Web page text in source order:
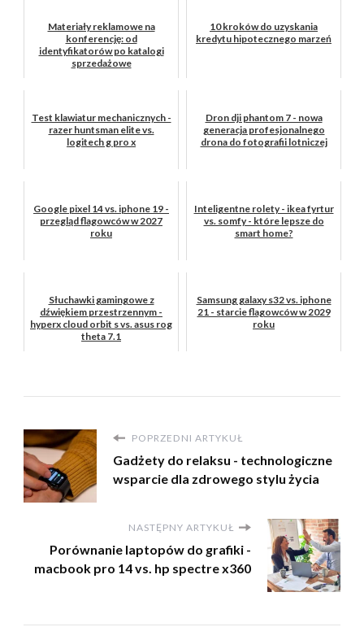
Materiały reklamowe na
konferencję: od
identyfikatorów po katalogi
sprzedażowe
10 kroków do uzyskania
kredytu hipotecznego marzeń
Test klawiatur mechanicznych -
razer huntsman elite vs.
logitech g pro x
Dron dji phantom 7 - nowa
generacja profesjonalnego
drona do fotografii lotniczej
Google pixel 14 vs. iphone 19 -
przegląd flagowców w 2027
roku
Inteligentne rolety - ikea fyrtur
vs. somfy - które lepsze do
smart home?
Słuchawki gamingowe z
dźwiękiem przestrzennym -
hyperx cloud orbit s vs. asus rog
theta 7.1
Samsung galaxy s32 vs. iphone
21 - starcie flagowców w 2029
roku
POPRZEDNI ARTYKUŁ
Gadżety do relaksu - technologiczne
wsparcie dla zdrowego stylu życia
NASTĘPNY ARTYKUŁ
Porównanie laptopów do grafiki -
macbook pro 14 vs. hp spectre x360